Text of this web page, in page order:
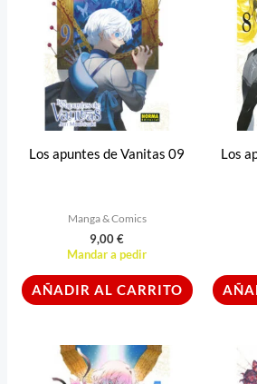
Los apuntes de Vanitas 09
Manga & Comics
9,00€
Mandar a pedir
AÑADIR AL CARRITO
Los